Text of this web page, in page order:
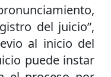
del juicio”,
al inicio del
puede instar